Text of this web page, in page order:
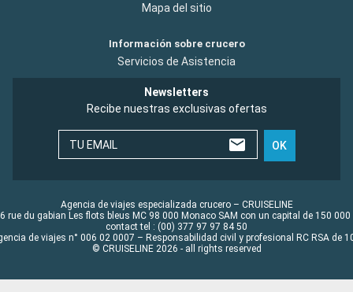
Mapa del sitio
Información sobre crucero
Servicios de Asistencia
Newsletters
Recibe nuestras exclusivas ofertas
TU EMAIL OK
Agencia de viajes especializada crucero – CRUISELINE
rue du gabian Les flots bleus MC 98 000 Monaco SAM con un capital de 150 000
contact tel : (00) 377 97 97 84 50
de viajes n° 006 02 0007 – Responsabilidad civil y profesional RC RSA de
© CRUISELINE 2026 - all rights reserved